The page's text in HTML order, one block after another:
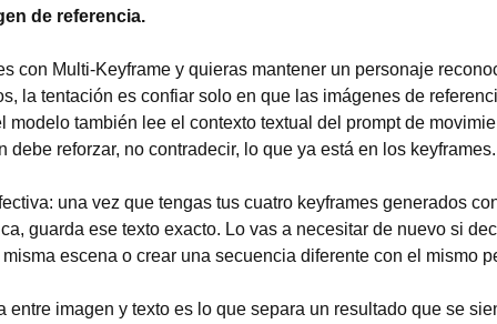
de referencia.
con Multi-Keyframe y quieras mantener un personaje
la tentación es confiar solo en que las imágenes de
modelo también lee el contexto textual del prompt de
debe reforzar, no contradecir, lo que ya está en los keyframes.
una vez que tengas tus cuatro keyframes generados
guarda ese texto exacto. Lo vas a necesitar de nuevo si
escena o crear una secuencia diferente con el mismo
entre imagen y texto es lo que separa un resultado que se